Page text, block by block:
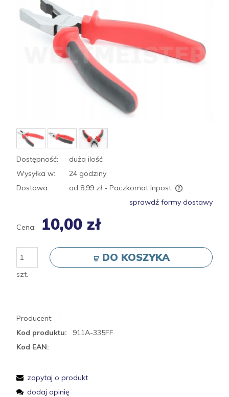
Dostępność:
duża ilość
Wysyłka w:
24 godziny
Dostawa:
od 8,99 zł - Paczkomat Inpost
sprawdź formy dostawy
Cena: 10,00 zł
szt.
DO KOSZYKA
Producent:
-
Kod produktu:
911A-335FF
Kod EAN:
zapytaj o produkt
dodaj opinię